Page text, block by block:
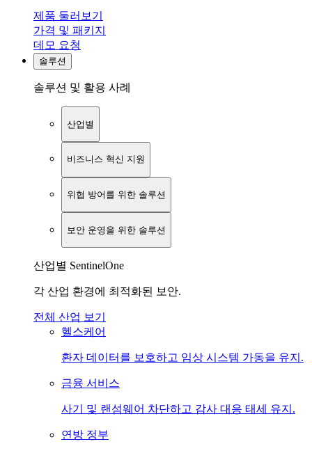
제품 둘러보기
가격 및 패키지
데모 요청
솔루션
솔루션 및 활용 사례
산업별
비즈니스 혁신 지원
위협 방어를 위한 솔루션
보안 운영을 위한 솔루션
산업별 SentinelOne
각 산업 환경에 최적화된 보안.
전체 산업 보기
헬스케어
환자 데이터를 보호하고 임상 시스템 가동을 유지.
금융 서비스
사기 및 랜섬웨어 차단하고 감사 대응 태세 유지.
연방 정부